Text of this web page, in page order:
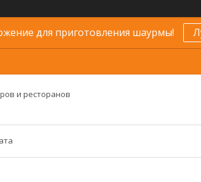
для приготовления шаурмы!
и ресторанов